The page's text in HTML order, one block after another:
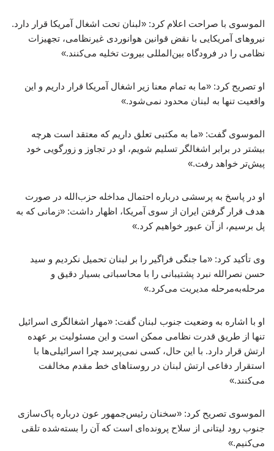
الموسوی با صراحت اعلام کرد: «لبنان تحت اشغال آمریکا قرار دارد.
نیروهای آمریکایی با نقض قوانین هوانوردی غیرنظامی، تجهیزات
نظامی را در فرودگاه بین‌المللی بیروت تخلیه می‌کنند.»
او تصریح کرد: «ما به تمام معنا زیر اشغال آمریکا قرار داریم و این
واقعیت تنها به لبنان محدود نمی‌شود.»
الموسوی گفت: «ما به مکتبی تعلق داریم که معتقد است هرچه
بیشتر در برابر اشغالگر تسلیم شویم، او در تجاوز و زورگویی خود
پیش‌تر خواهد رفت.»
او در پاسخ به پرسشی درباره احتمال مداخله حزب‌الله در صورت
هدف قرار گرفتن ایران از سوی آمریکا، اظهار داشت: «زمانی که به
پل برسیم، از آن عبور خواهیم کرد.»
وی تأکید کرد: «ما جنگی فراگیر را بر لبنان تحمیل نکردیم و سید
حسن نصرالله نبرد پشتیبانی را با محاسباتی بسیار دقیق و
مرحله‌به‌مرحله مدیریت می‌کرد.»
او با اشاره به وضعیت جنوب لبنان گفت: «مهار اشغالگری اسرائیل
تنها از طریق قدرت نظامی ممکن است و این مسئولیت بر عهده
ارتش قرار دارد. با این حال، کسی نمی‌پرسد چرا اسرائیلی‌ها با
استقرار دفاعی ارتش لبنان در روستاهای خط مقدم مخالفت
می‌کنند.»
الموسوی تصریح کرد: «سخنان رئیس‌جمهور عون درباره پاک‌سازی
جنوب رود لیتانی از سلاح پرونده‌ای است که آن را بسته‌شده تلقی
می‌کنیم.»